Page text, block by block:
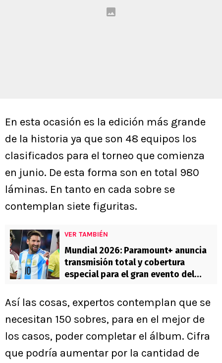
En esta ocasión es la edición más grande
de la historia ya que son 48 equipos los
clasificados para el torneo que comienza
en junio. De esta forma son en total 980
láminas. En tanto en cada sobre se
contemplan siete figuritas.
VER TAMBIÉN
Mundial 2026: Paramount+ anuncia
transmisión total y cobertura
especial para el gran evento del
Así las cosas, expertos contemplan que se
necesitan 150 sobres, para en el mejor de
los casos, poder completar el álbum. Cifra
que podría aumentar por la cantidad de